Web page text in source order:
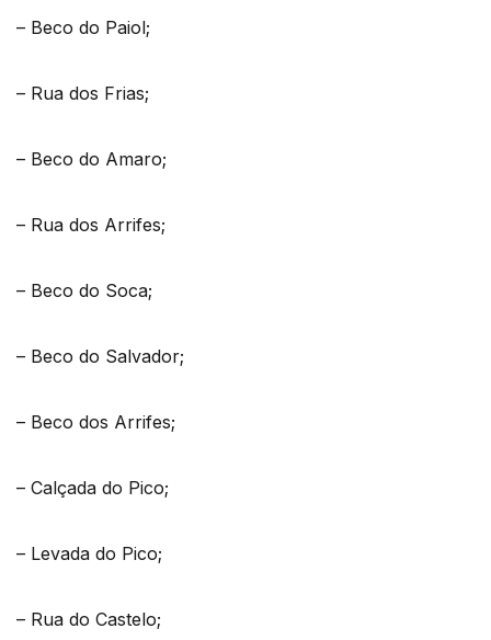
– Beco do Paiol;
– Rua dos Frias;
– Beco do Amaro;
– Rua dos Arrifes;
– Beco do Soca;
– Beco do Salvador;
– Beco dos Arrifes;
– Calçada do Pico;
– Levada do Pico;
– Rua do Castelo;